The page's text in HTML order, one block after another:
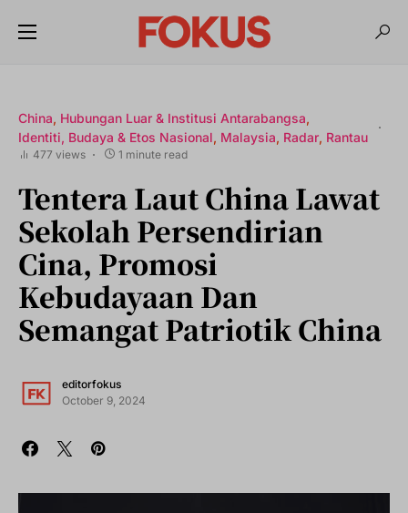
China Hubungan Luar & Institusi Antarabangsa
Identiti, Budaya & Etos Nasional Malaysia Radar Rantau
477 views 1 minute read
Tentera Laut China Lawat
Sekolah Persendirian
Cina, Promosi
Kebudayaan Dan
Semangat Patriotik China
editorfokus
October 9, 2024